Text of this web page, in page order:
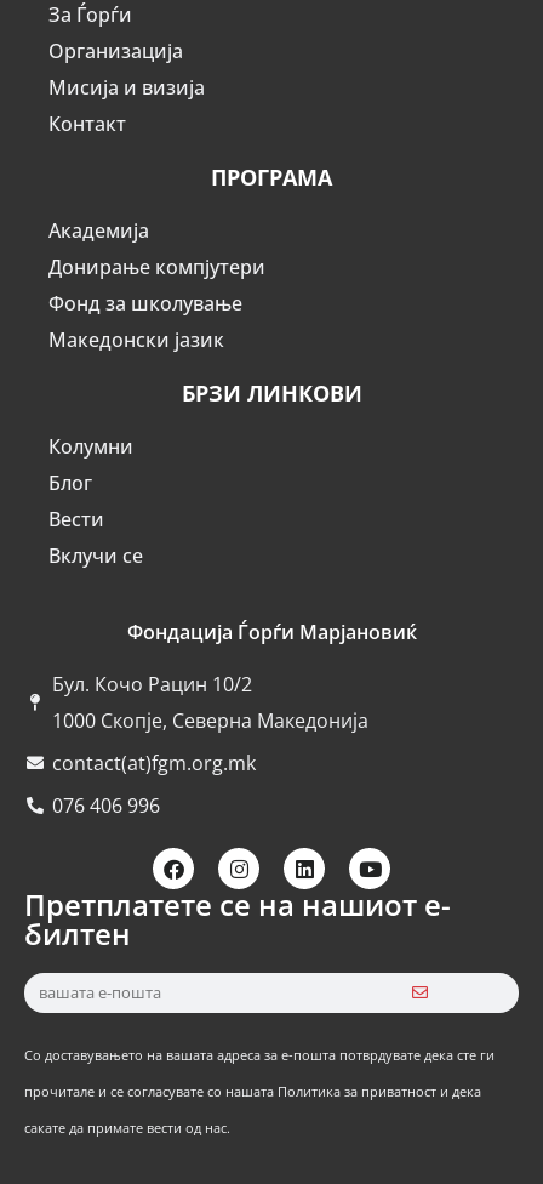
За Ѓорѓи
Организација
Мисија и визија
Контакт
ПРОГРАМА
Академија
Донирање компјутери
Фонд за школување
Македонски јазик
БРЗИ ЛИНКОВИ
Колумни
Блог
Вести
Вклучи се
Фондација Ѓорѓи Марјановиќ
Бул. Кочо Рацин 10/2
1000 Скопје, Северна Македонија
contact(at)fgm.org.mk
076 406 996
Претплатете се на нашиот е-
билтен
Со доставувањето на вашата адреса за е-пошта потврдувате дека сте ги
прочитале и се согласувате со нашата Политика за приватност и дека
сакате да примате вести од нас.